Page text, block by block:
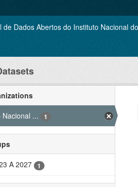
Nacional ...
1
A 2027
1